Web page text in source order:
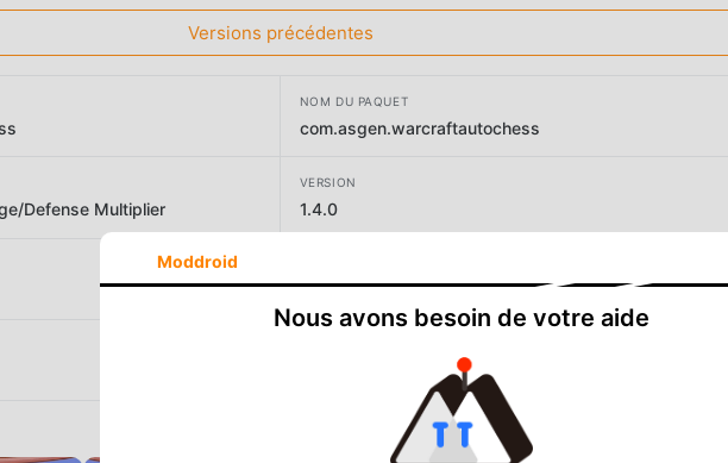
Versions précédentes
NOM DU PAQUET
com.asgen.warcraftautochess
Defense Multiplier
VERSION
1.4.0
TOUKA
Moddroid
Nous avons besoin de votre aide